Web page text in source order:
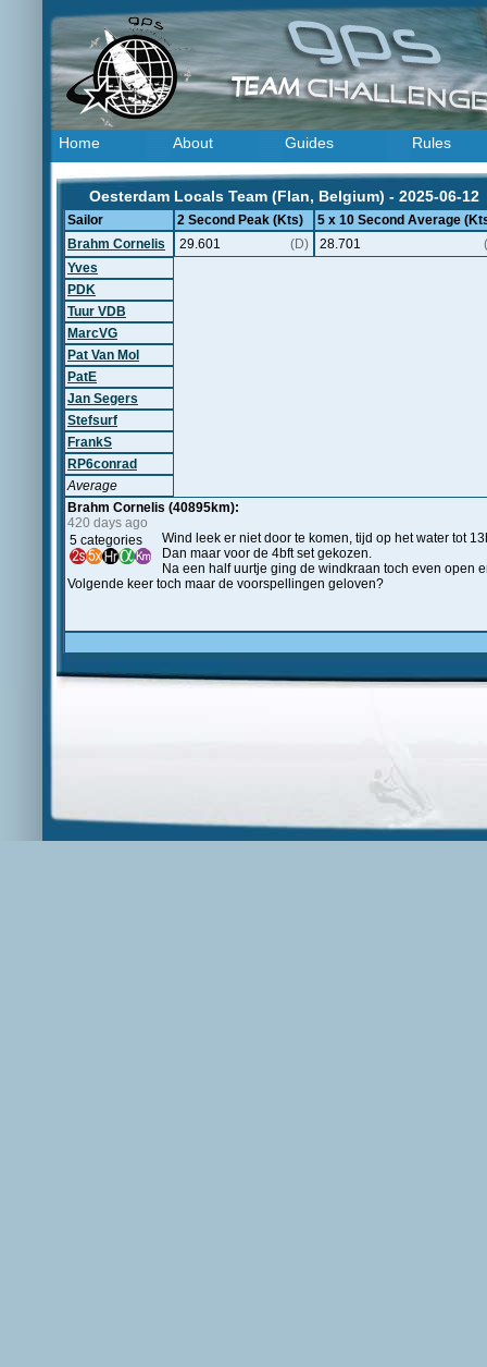
Home About Guides Rules
Oesterdam Locals Team (Flan, Belgium) - 2025-06-12
Sailor 2 Second Peak (Kts)
5 x 10 Second Average
Brahm Cornelis
29.601 (D) 28.701
Yves
PDK
Tuur VDB
MarcVG
Pat Van Mol
PatE
Jan Segers
Stefsurf
FrankS
RP6conrad
Average
Brahm Cornelis (40895km):
420 days ago
5 categories
Wind leek er niet door te komen, tijd op het water tot
Dan maar voor de 4bft set gekozen.
Na een half uurtje ging de windkraan toch even open
Volgende keer toch maar de voorspellingen geloven?